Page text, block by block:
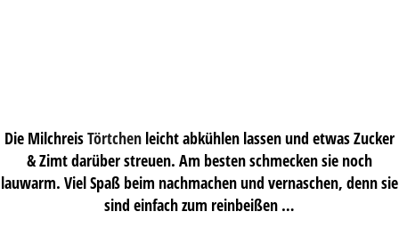
Die MilchreisTörtchen leicht abkühlen lassen und etwas Zucker
& Zimt darüber streuen. Am besten schmecken sie noch
lauwarm. Viel Spaß beim nachmachen und vernaschen, denn sie
sind einfach zum reinbeißen …